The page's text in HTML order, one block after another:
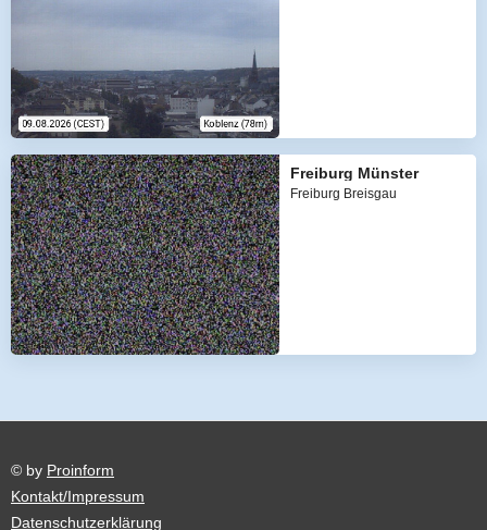
Freiburg Münster
Freiburg Breisgau
© by Proinform
Kontakt/Impressum
Datenschutzerklärung